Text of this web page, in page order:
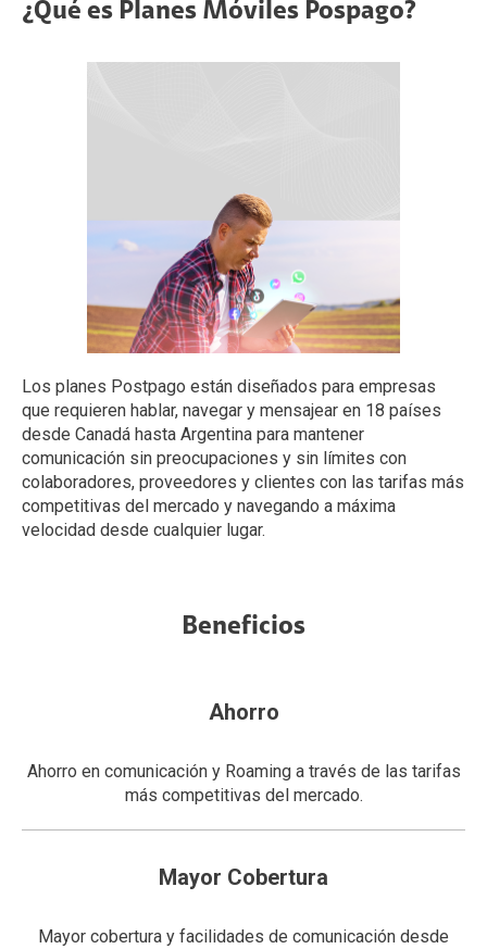
¿Qué es Planes Móviles Pospago?
Los planes Postpago están diseñados para empresas
que requieren hablar, navegar y mensajear en 18 países
desde Canadá hasta Argentina para mantener
comunicación sin preocupaciones y sin límites con
colaboradores, proveedores y clientes con las tarifas más
competitivas del mercado y navegando a máxima
velocidad desde cualquier lugar.
Beneficios
Ahorro
Ahorro en comunicación y Roaming a través de las tarifas
más competitivas del mercado.
Mayor Cobertura
Mayor cobertura y facilidades de comunicación desde